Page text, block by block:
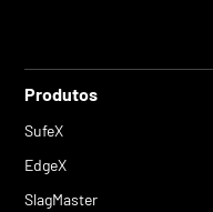
Produtos
SufeX
EdgeX
SlagMaster